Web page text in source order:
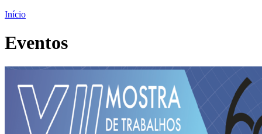
Início
Eventos